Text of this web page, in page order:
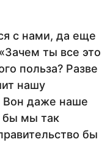
с нами, да еще
ты все это
польза? Разве
нашу
даже наше
бы мы так
бы